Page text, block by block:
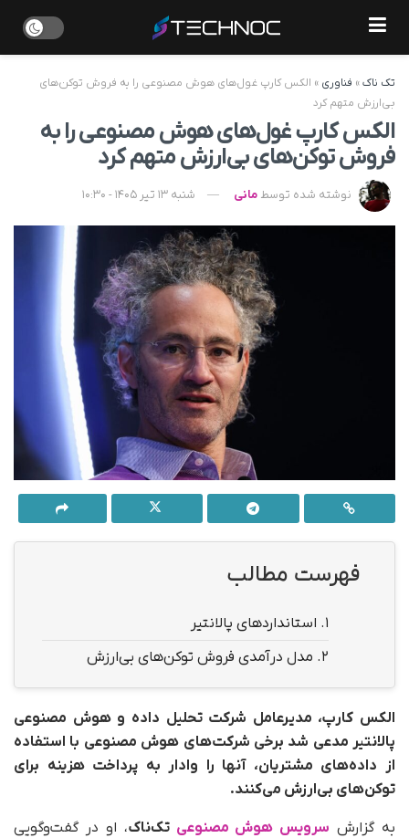
تک ناک» فناوری » الکس کارپ غول‌های هوش مصنوعی را به فروش توکن‌های
بی‌ارزش متهم کرد
الکس کارپ غول‌های هوش مصنوعی را به
فروش توکن‌های بی‌ارزش متهم کرد
نوشته شده توسط مانی شنبه 13 تیر 1405 - 10:30
فهرست مطالب
1. استانداردهای پالانتیر
2. مدل درآمدی فروش توکن‌های بی‌ارزش
الکس کارپ، مدیرعامل شرکت تحلیل داده و هوش مصنوعی
پالانتیر مدعی شد برخی شرکت‌های هوش مصنوعی با استفاده
از داده‌های مشتریان، آنها را وادار به پرداخت هزینه برای
توکن‌های بی‌ارزش می‌کنند.
به‌ گزارش سرویس هوش مصنوعی تک‌ناک، او در گفت‌وگویی